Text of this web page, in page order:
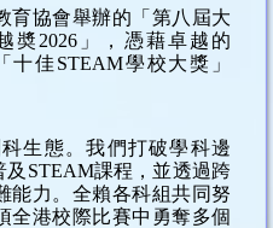
育協會舉辦的「第八屆大
奬2026」，憑藉卓越的
佳STEAM學校大獎」
生態。我們打破學科邊
STEAM課程，並透過跨
能力。全賴各科組共同努
全港校際比賽中勇奪多個